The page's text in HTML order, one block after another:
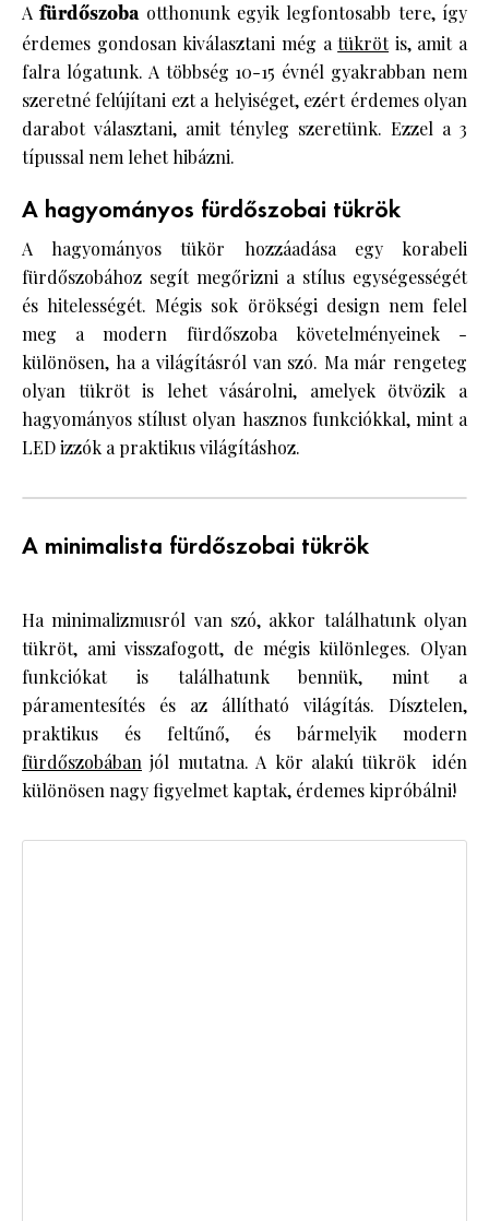
Afürdőszobaotthonunk egyik legfontosabb tere, így
érdemes gondosan kiválasztani még atükrötis, amit a
falra lógatunk. A többség 10-15 évnél gyakrabban nem
szeretné felújítani ezt a helyiséget, ezért érdemes olyan
darabot választani, amit tényleg szeretünk. Ezzel a 3
típussal nem lehet hibázni.
A hagyományos fürdőszobai tükrök
A hagyományos tükör hozzáadása egy korabeli
fürdőszobához segít megőrizni a stílus egységességét
és hitelességét. Mégis sok örökségi design nem felel
meg a modern fürdőszoba követelményeinek -
különösen, ha a világításról van szó. Ma már rengeteg
olyan tükröt is lehet vásárolni, amelyek ötvözik a
hagyományos stílust olyan hasznos funkciókkal, mint a
LED izzók a praktikus világításhoz.
A minimalista fürdőszobai tükrök
Ha minimalizmusról van szó, akkor találhatunk olyan
tükröt, ami visszafogott, de mégis különleges. Olyan
funkciókat is találhatunk bennük, mint a
páramentesítés és az állítható világítás. Dísztelen,
praktikus és feltűnő, és bármelyik modern
fürdőszobában jól mutatna. A kör alakú tükrök idén
különösen nagy figyelmet kaptak, érdemes kipróbálni!